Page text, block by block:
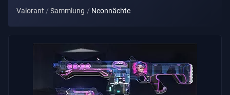
Führung
Valorant Sammlung Neonnächte